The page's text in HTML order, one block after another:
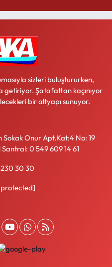
sizleri buluştururken,
Şatafattan kaçınıyor
bir altyapı sunuyor.
Sokak Onur Apt.Kat:4 No: 19
0 549 609 14 61
30 30